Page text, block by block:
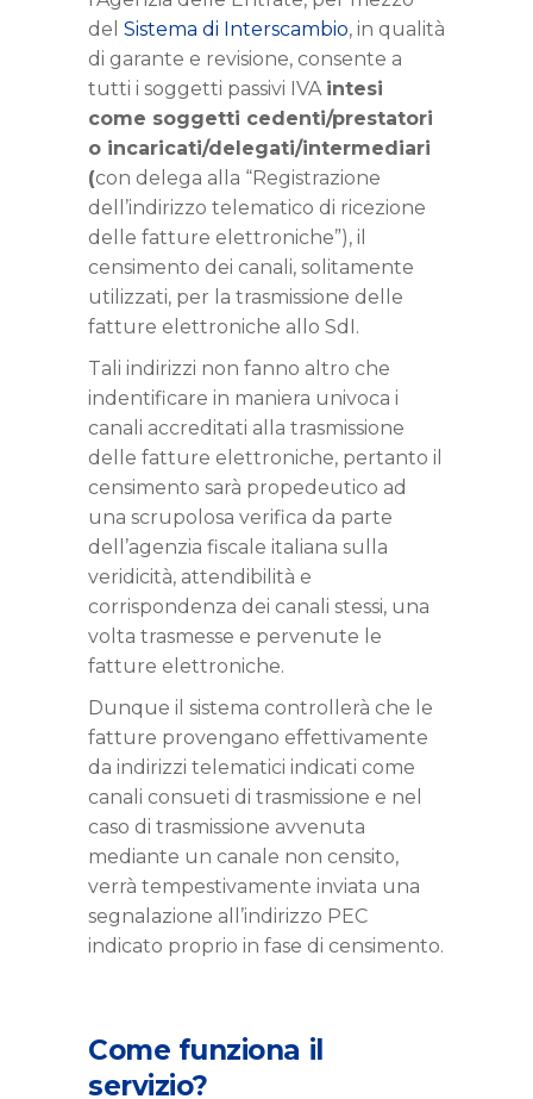
del Sistema di Interscambio, in qualità
di garante e revisione, consente a
tutti i soggetti passivi IVA intesi
come soggetti cedenti/prestatori
o incaricati/delegati/intermediari
(con delega alla “Registrazione
dell’indirizzo telematico di ricezione
delle fatture elettroniche”), il
censimento dei canali, solitamente
utilizzati, per la trasmissione delle
fatture elettroniche allo SdI.
Tali indirizzi non fanno altro che
indentificare in maniera univoca i
canali accreditati alla trasmissione
delle fatture elettroniche, pertanto il
censimento sarà propedeutico ad
una scrupolosa verifica da parte
dell’agenzia fiscale italiana sulla
veridicità, attendibilità e
corrispondenza dei canali stessi, una
volta trasmesse e pervenute le
fatture elettroniche.
Dunque il sistema controllerà che le
fatture provengano effettivamente
da indirizzi telematici indicati come
canali consueti di trasmissione e nel
caso di trasmissione avvenuta
mediante un canale non censito,
verrà tempestivamente inviata una
segnalazione all’indirizzo PEC
indicato proprio in fase di censimento.
Come funziona il
servizio?